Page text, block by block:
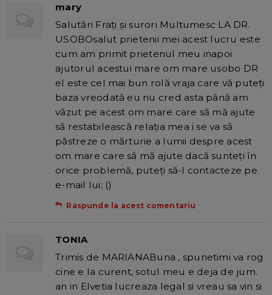
mary
Salutări Frați și surori Multumesc LA DR.
USOBOsalut prietenii mei acest lucru este
cum am primit prietenul meu inapoi
ajutorul acestui mare om mare usobo DR
el este cel mai bun rolă vraja care vă puteți
baza vreodată eu nu cred asta până am
văzut pe acest om mare care să mă ajute
să restabilească relația mea i se va să
păstreze o mărturie a lumii despre acest
om mare care să mă ajute dacă sunteți în
orice problemă, puteți să-l contacteze pe
e-mail lui; ()
Raspunde la acest comentariu
TONIA
Trimis de MARIANABuna , spunetimi va rog
cine e la curent, sotul meu e deja de jum.
an in Elvetia lucreaza legal si vreau sa vin si